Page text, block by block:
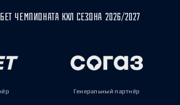
ЧЕМПИОНАТА КХЛ СЕЗОНА 2026/2027
Генеральный партнёр